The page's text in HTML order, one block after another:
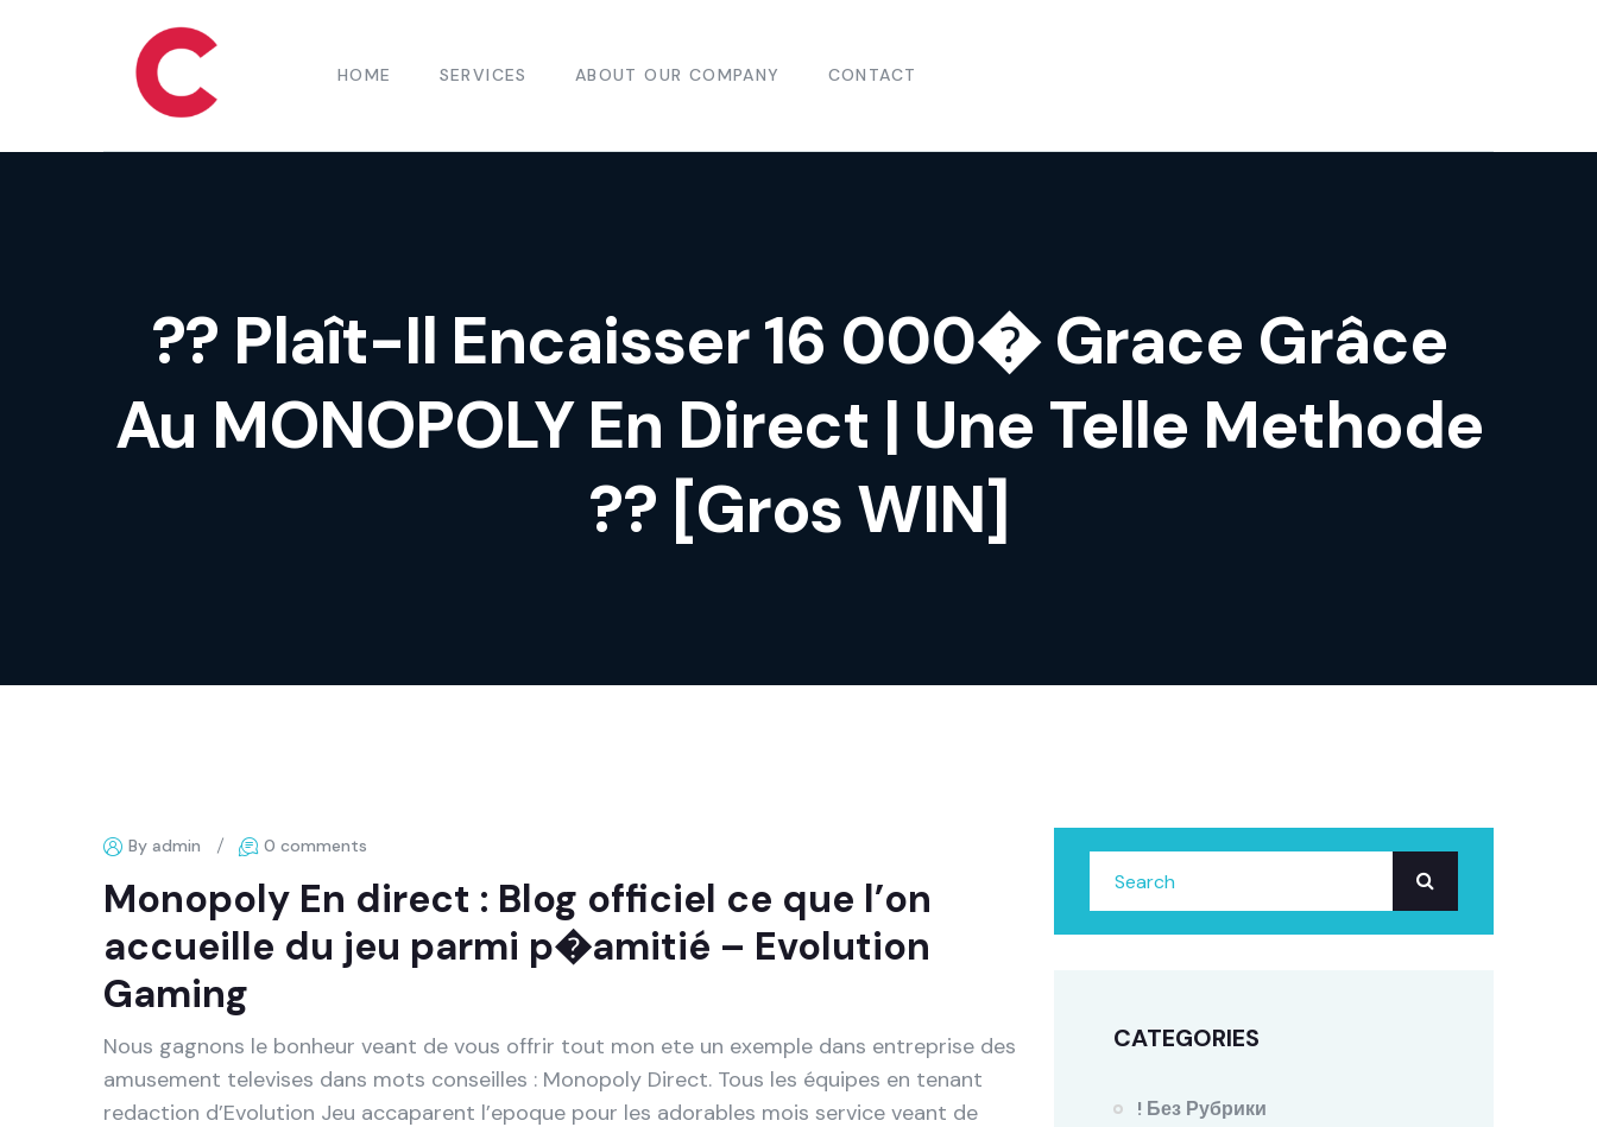
HOME SERVICES ABOUT OUR COMPANY CONTACT
?? Plaît-Il Encaisser 16 000� Grace Grâce
Au MONOPOLY En Direct | Une Telle Methode
?? [Gros WIN]
By admin 0 comments
Monopoly En direct : Blog officiel ce que l’on
accueille du jeu parmi p�amitié – Evolution
Gaming
Nous gagnons le bonheur veant de vous offrir tout mon ete un exemple dans entreprise des
amusement televises dans mots conseilles : Monopoly Direct. Tous les équipes en tenant
redaction d’Evolution Jeu accaparent l’epoque pour les adorables mois service veant de
CATEGORIES
! Без Рубрики